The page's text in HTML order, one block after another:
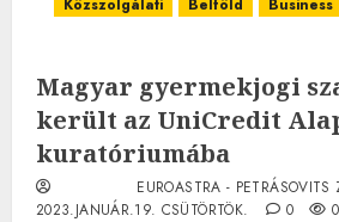
Közszolgálati Belföld Business
Magyar gyermekjogi
került az UniCredit
kuratóriumába
EUROASTRA - PETRÁSOVITS
2023.JANUÁR.19. CSÜTÖRTÖK.
0 0